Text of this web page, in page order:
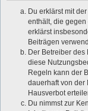
Du erklärst mit
enthält, die
erklärst
Beiträgen
Der Betreiber des
diese
Regeln kann der
dauerhaft von der
Hausverbot
Du nimmst zur